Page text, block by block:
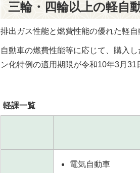
三輪・四輪以上の軽自
排出ガス性能と燃費性能の優れた軽
自動車の燃費性能等に応じて、購入
ン化特例の適用期限が令和10年3月31
軽課一覧
電気自動車